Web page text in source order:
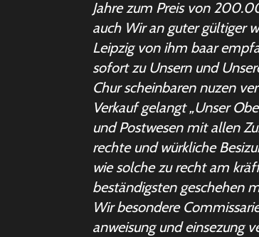
Jahre zum Preis von
auch Wir an guter gültiger
Leipzig von ihm baar
sofort zu Unsern und
Chur scheinbaren nuzen
Verkauf gelangt „Unser
und Postwesen mit allen
rechte und würkliche
wie solche zu recht am
beständigsten geschehen
Wir besondere
anweisung und einsezung